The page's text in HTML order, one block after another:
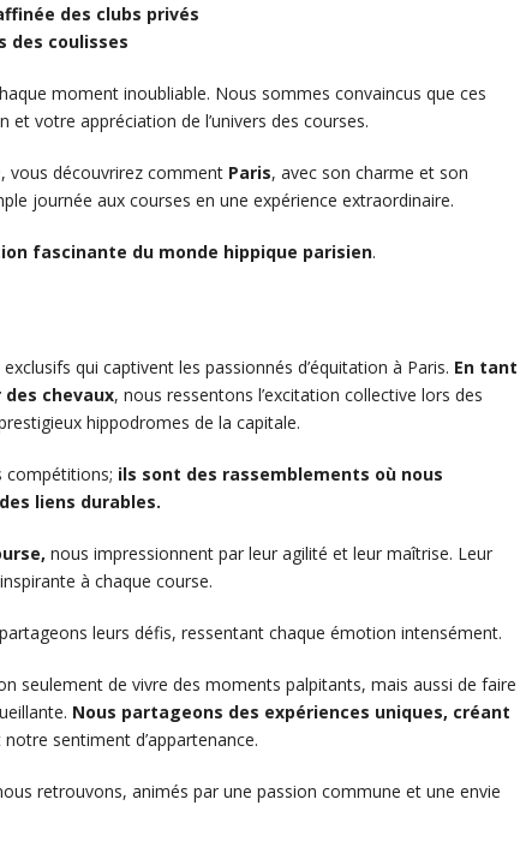
des clubs privés
des coulisses
moment inoubliable. Nous sommes convaincus que ces
votre appréciation de l’univers des courses.
vous découvrirez comment Paris, avec son charme et son
journée aux courses en une expérience extraordinaire.
fascinante du monde hippique parisien.
qui captivent les passionnés d’équitation à Paris. En tant
chevaux, nous ressentons l’excitation collective lors des
hippodromes de la capitale.
compétitions; ils sont des rassemblements où nous
liens durables.
nous impressionnent par leur agilité et leur maîtrise. Leur
à chaque course.
leurs défis, ressentant chaque émotion intensément.
seulement de vivre des moments palpitants, mais aussi de faire
Nous partageons des expériences uniques, créant
sentiment d’appartenance.
retrouvons, animés par une passion commune et une envie